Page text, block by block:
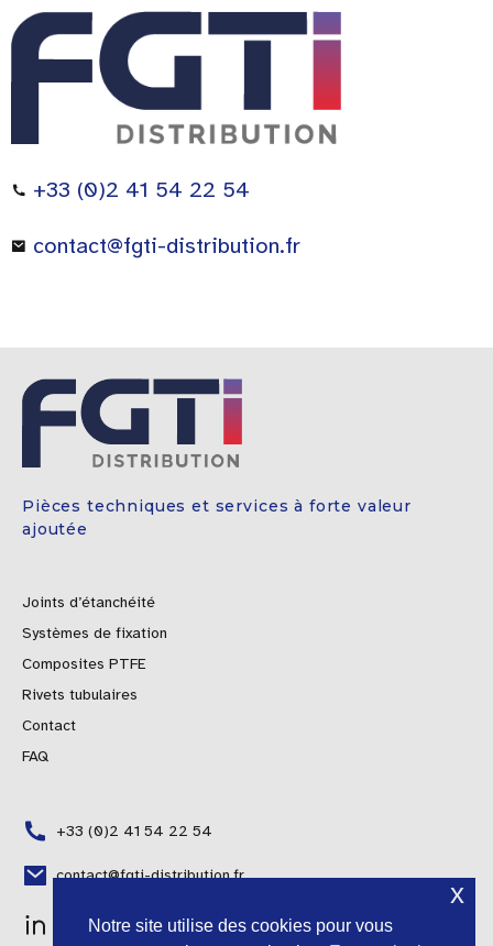
+33 (0)2 41 54 22 54
contact@fgti-distribution.fr
Pièces techniques et services à forte valeur
ajoutée
Joints d’étanchéité
Systèmes de fixation
Composites PTFE
Rivets tubulaires
Contact
FAQ
+33 (0)2 41 54 22 54
contact@fgti-distribution.fr Polish
Notre site utilise des cookies pour vous
x